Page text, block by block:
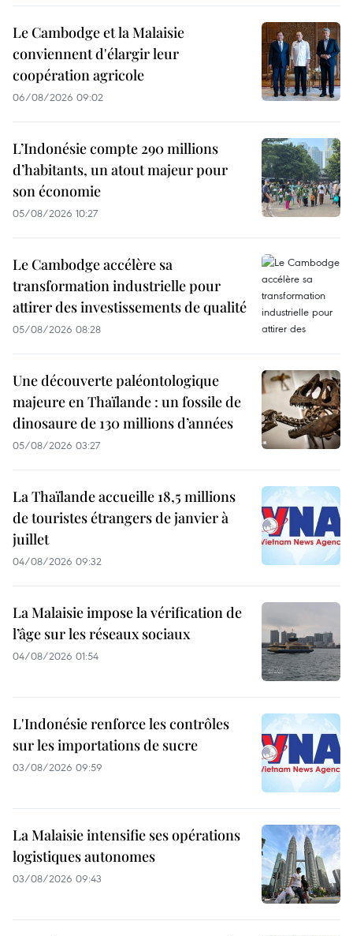
Le Cambodge et la Malaisie
conviennent d'élargir leur
coopération agricole
06/08/2026 09:02
L’Indonésie compte 290 millions
d’habitants, un atout majeur pour
son économie
05/08/2026 10:27
Le Cambodge accélère sa
transformation industrielle pour
attirer des investissements de qualité
05/08/2026 08:28
Une découverte paléontologique
majeure en Thaïlande : un fossile de
dinosaure de 130 millions d’années
05/08/2026 03:27
La Thaïlande accueille 18,5 millions
de touristes étrangers de janvier à
juillet
04/08/2026 09:32
La Malaisie impose la vérification de
l’âge sur les réseaux sociaux
04/08/2026 01:54
L'Indonésie renforce les contrôles
sur les importations de sucre
03/08/2026 09:59
La Malaisie intensifie ses opérations
logistiques autonomes
03/08/2026 09:43